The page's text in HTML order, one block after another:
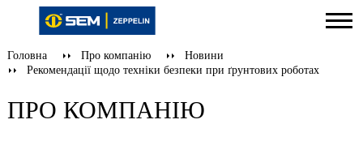
Головна Про компанію
Новини
Рекомендації щодо техніки безпеки при ґрунтових роботах
ПРО КОМПАНІЮ